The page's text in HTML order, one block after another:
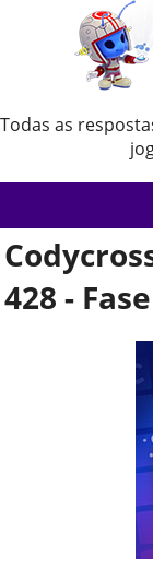
Todas as
Pagina
428 -